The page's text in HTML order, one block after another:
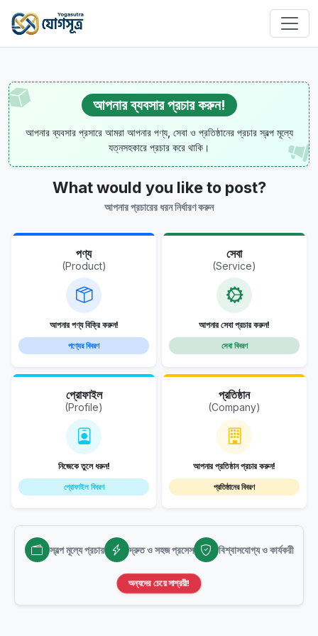
আপনার ব্যবসার প্রচার করুন!
আপনার ব্যবসার প্রসারে আমরা আপনার পণ্য, সেবা ও প্রতিষ্ঠানের প্রচার স্বল্প মূল্যে
যত্নসহকারে প্রচার করে থাকি।
What would you like to post?
আপনার প্রচারের ধরন নির্ধারণ করুন
পণ্য
(Product)
আপনার পণ্য বিক্রি করুন!
পণ্যের বিবরণ
সেবা
(Service)
আপনার সেবা প্রচার করুন!
সেবা বিবরণ
প্রোফাইল
(Profile)
নিজেকে তুলে ধরুন!
প্রোফাইল বিবরণ
প্রতিষ্ঠান
(Company)
আপনার প্রতিষ্ঠান প্রচার করুন!
প্রতিষ্ঠানের বিবরণ
স্বল্প মূল্যে প্রচার দ্রুত ও সহজ প্রসেস বিশ্বাসযোগ্য ও কার্যকরী
অন্যদের চেয়ে সাশ্রয়ী!